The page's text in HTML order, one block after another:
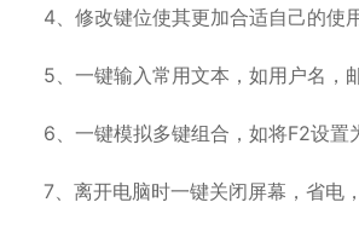
4、修改键位使其更加合适自己的使
5、一键输入常用文本，如用户名，
6、一键模拟多键组合，如将F2设
7、离开电脑时一键关闭屏幕，省电